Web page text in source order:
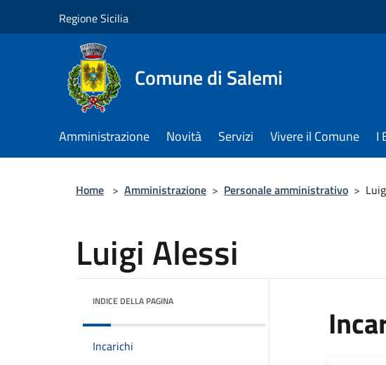
Regione Sicilia
Comune di Salemi
Amministrazione Novità Servizi Vivere il Comune I
Home > Amministrazione > Personale amministrativo >
Luigi Alessi
INDICE DELLA PAGINA
Incarichi